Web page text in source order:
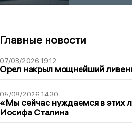
Главные новости
07/08/2026 19:12
Орел накрыл мощнейший
05/08/2026 14:30
«Мы сейчас нуждаемся в этих
Иосифа Сталина